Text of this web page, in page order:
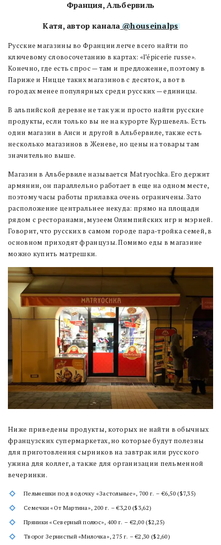
Франция, Альбервиль
Катя, автор канала @houseinalps
Русские магазины во Франции легче всего найти по
ключевому словосочетанию в картах: «l’épicerie russe».
Конечно, где есть спрос — там и предложение, поэтому в
Париже и Ницце таких магазинов с десяток, а вот в
городах менее популярных среди русских — единицы.
В альпийской деревне не так уж и просто найти русские
продукты, если только вы не на курорте Куршевель. Есть
один магазин в Анси и другой в Альбервиле, также есть
несколько магазинов в Женеве, но цены на товары там
значительно выше.
Магазин в Альбервиле называется Matryochka. Его держит
армянин, он параллельно работает в еще на одном месте,
поэтому часы работы прилавка очень ограничены. Зато
расположение центральнее некуда: прямо на площади
рядом с ресторанами, музеем Олимпийских игр и мэрией.
Говорит, что русских в самом городе пара-тройка семей, в
основном приходят французы. Помимо еды в магазине
можно купить матрешки.
Ниже приведены продукты, которых не найти в обычных
французских супермаркетах, но которые будут полезны
для приготовления сырников на завтрак или русского
ужина для коллег, а также для организации пельменной
вечеринки.
Пельмешки под водочку «Застольные», 700 г. – €6,50 ($7,35)
Семечки «От Мартина», 200 г. – €3,20 ($3,62)
Пряники «Северный полюс», 400 г. – €2,00 ($2,25)
Творог Зернистый «Милочка», 275 г. – €2,30 ($2,60)